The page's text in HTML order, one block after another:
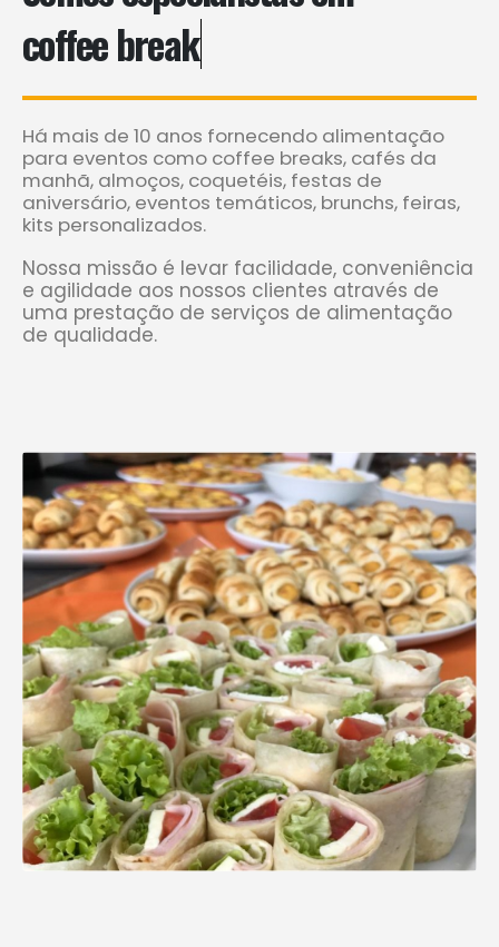
para eventos como coffee breaks, cafés da
manhã, almoços, coquetéis, festas de
aniversário, eventos temáticos, brunchs, feiras,
kits personalizados.
Nossa missão é levar facilidade, conveniência
e agilidade aos nossos clientes através de
uma prestação de serviços de alimentação
de qualidade.